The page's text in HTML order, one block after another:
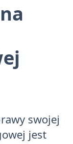
swojej
jest